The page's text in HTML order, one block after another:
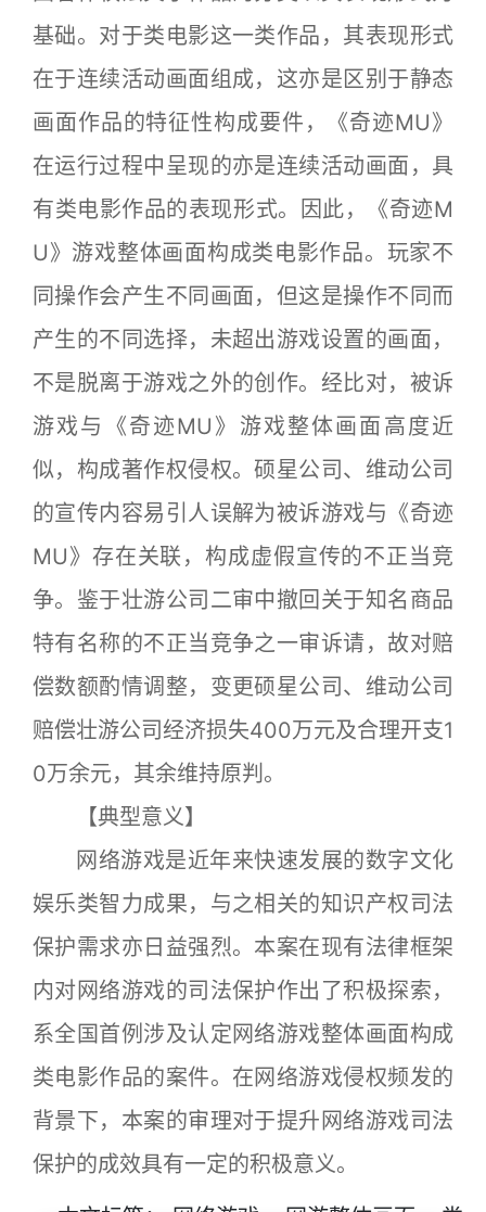
基础。对于类电影这一类作品，其表现形式
在于连续活动画面组成，这亦是区别于静态
画面作品的特征性构成要件，《奇迹MU》
在运行过程中呈现的亦是连续活动画面，具
有类电影作品的表现形式。因此，《奇迹M
U》游戏整体画面构成类电影作品。玩家不
同操作会产生不同画面，但这是操作不同而
产生的不同选择，未超出游戏设置的画面，
不是脱离于游戏之外的创作。经比对，被诉
游戏与《奇迹MU》游戏整体画面高度近
似，构成著作权侵权。硕星公司、维动公司
的宣传内容易引人误解为被诉游戏与《奇迹
MU》存在关联，构成虚假宣传的不正当竞
争。鉴于壮游公司二审中撤回关于知名商品
特有名称的不正当竞争之一审诉请，故对赔
偿数额酌情调整，变更硕星公司、维动公司
赔偿壮游公司经济损失400万元及合理开支1
0万余元，其余维持原判。
【典型意义】
网络游戏是近年来快速发展的数字文化
娱乐类智力成果，与之相关的知识产权司法
保护需求亦日益强烈。本案在现有法律框架
内对网络游戏的司法保护作出了积极探索，
系全国首例涉及认定网络游戏整体画面构成
类电影作品的案件。在网络游戏侵权频发的
背景下，本案的审理对于提升网络游戏司法
保护的成效具有一定的积极意义。